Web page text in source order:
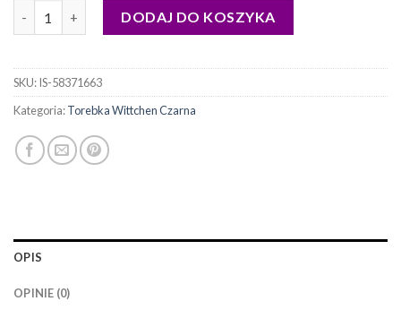
DODAJ DO KOSZYKA
SKU:IS-58371663
Kategoria:Torebka Wittchen Czarna
OPIS
OPINIE (0)